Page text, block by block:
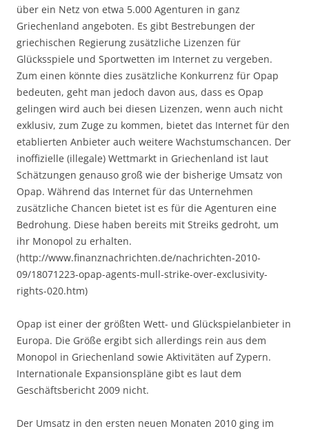
über ein Netz von etwa 5.000 Agenturen in ganz
Griechenland angeboten. Es gibt Bestrebungen der
griechischen Regierung zusätzliche Lizenzen für
Glücksspiele und Sportwetten im Internet zu vergeben.
Zum einen könnte dies zusätzliche Konkurrenz für Opap
bedeuten, geht man jedoch davon aus, dass es Opap
gelingen wird auch bei diesen Lizenzen, wenn auch nicht
exklusiv, zum Zuge zu kommen, bietet das Internet für den
etablierten Anbieter auch weitere Wachstumschancen. Der
inoffizielle (illegale) Wettmarkt in Griechenland ist laut
Schätzungen genauso groß wie der bisherige Umsatz von
Opap. Während das Internet für das Unternehmen
zusätzliche Chancen bietet ist es für die Agenturen eine
Bedrohung. Diese haben bereits mit Streiks gedroht, um
ihr Monopol zu erhalten.
(http://www.finanznachrichten.de/nachrichten-2010-
09/18071223-opap-agents-mull-strike-over-exclusivity-
rights-020.htm)
Opap ist einer der größten Wett- und Glückspielanbieter in
Europa. Die Größe ergibt sich allerdings rein aus dem
Monopol in Griechenland sowie Aktivitäten auf Zypern.
Internationale Expansionspläne gibt es laut dem
Geschäftsbericht 2009 nicht.
Der Umsatz in den ersten neuen Monaten 2010 ging im